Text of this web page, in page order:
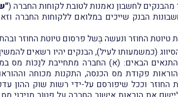
לחשבון נאמנות לטובת לקוחות החברה (
הבנק שייכים במלואם ללקוחות החברה
טיוטת החוזר ונעשה בְּשל פרסום טיוטת החוזר
(כמשמעותו לעיל), הבנקים יהיו רשאים
הבאים: (א) החברה מתחייבת לנַכּוֹת מס
פקודת מס הכנסה, התקנות מכוחה
וככל שיפורסם על-ידי רשות שוק ההון